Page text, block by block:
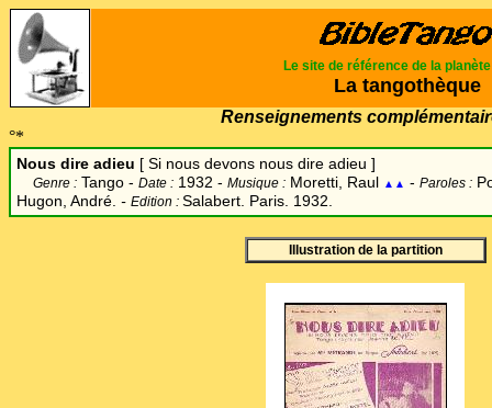
Le site de référence de la planète
La tangothèque
Renseignements
°*
Nous dire adieu [ Si nous devons nous dire adieu ]
Genre : Tango - Date : 1932 - Musique : Moretti, Raul ▲▲ - Paroles :
Hugon, André. - Edition : Salabert. Paris. 1932.
Illustration de la partition